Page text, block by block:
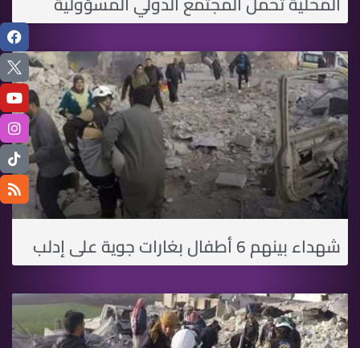
شهداء بينهم 6 أطفال بغارات جوية على إدلب